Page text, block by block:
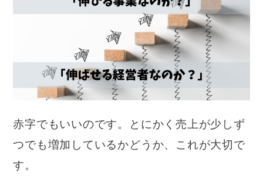
赤字でもいいのです。とにかく売上が少しず
つでも増加しているかどうか、これが大切で
す。